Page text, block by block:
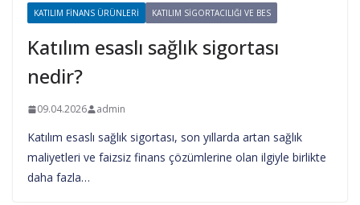
KATILIM FINANS ÜRÜNLERI KATILIM SIGORTACILIĞI VE BES
Katılım esaslı sağlık sigortası
nedir?
09.04.2026 admin
Katılım esaslı sağlık sigortası, son yıllarda artan sağlık
maliyetleri ve faizsiz finans çözümlerine olan ilgiyle birlikte
daha fazla…